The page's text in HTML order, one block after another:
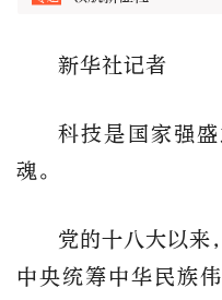
新华社记者
科技是国家强
魂。
党的十八大以来
中央统筹中华民族